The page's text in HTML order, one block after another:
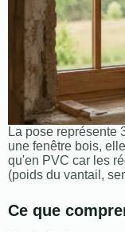
La pose représente
une fenêtre bois,
qu'en PVC car les
(poids du vantail,
Ce que